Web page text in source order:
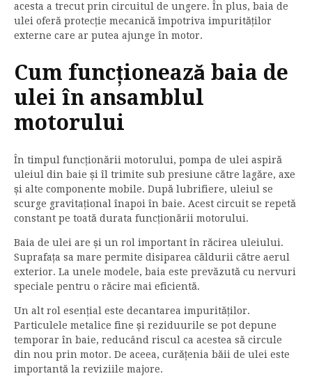
acesta a trecut prin circuitul de ungere. În plus, baia de
ulei oferă protecție mecanică împotriva impurităților
externe care ar putea ajunge în motor.
Cum funcționează baia de
ulei în ansamblul
motorului
În timpul funcționării motorului, pompa de ulei aspiră
uleiul din baie și îl trimite sub presiune către lagăre, axe
și alte componente mobile. După lubrifiere, uleiul se
scurge gravitațional înapoi în baie. Acest circuit se repetă
constant pe toată durata funcționării motorului.
Baia de ulei are și un rol important în răcirea uleiului.
Suprafața sa mare permite disiparea căldurii către aerul
exterior. La unele modele, baia este prevăzută cu nervuri
speciale pentru o răcire mai eficientă.
Un alt rol esențial este decantarea impurităților.
Particulele metalice fine și reziduurile se pot depune
temporar în baie, reducând riscul ca acestea să circule
din nou prin motor. De aceea, curățenia băii de ulei este
importantă la reviziile majore.